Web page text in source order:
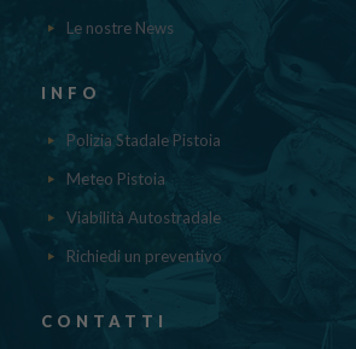
Le nostre News
INFO
Polizia Stadale Pistoia
Meteo Pistoia
Viabilità Autostradale
Richiedi un preventivo
CONTATTI